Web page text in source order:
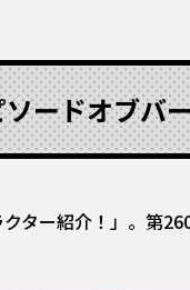
ードオブバ
ター紹介！」。第